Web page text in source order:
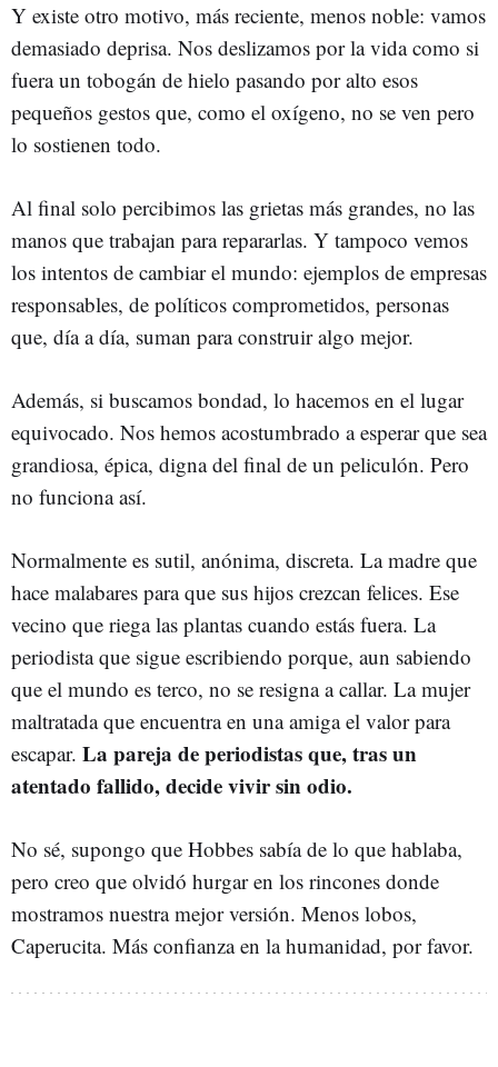
Y existe otro motivo, más reciente, menos noble: vamos
demasiado deprisa. Nos deslizamos por la vida como si
fuera un tobogán de hielo pasando por alto esos
pequeños gestos que, como el oxígeno, no se ven pero
lo sostienen todo.
Al final solo percibimos las grietas más grandes, no las
manos que trabajan para repararlas. Y tampoco vemos
los intentos de cambiar el mundo: ejemplos de empresas
responsables, de políticos comprometidos, personas
que, día a día, suman para construir algo mejor.
Además, si buscamos bondad, lo hacemos en el lugar
equivocado. Nos hemos acostumbrado a esperar que sea
grandiosa, épica, digna del final de un peliculón. Pero
no funciona así.
Normalmente es sutil, anónima, discreta. La madre que
hace malabares para que sus hijos crezcan felices. Ese
vecino que riega las plantas cuando estás fuera. La
periodista que sigue escribiendo porque, aun sabiendo
que el mundo es terco, no se resigna a callar. La mujer
maltratada que encuentra en una amiga el valor para
escapar. La pareja de periodistas que, tras un
atentado fallido, decide vivir sin odio.
No sé, supongo que Hobbes sabía de lo que hablaba,
pero creo que olvidó hurgar en los rincones donde
mostramos nuestra mejor versión. Menos lobos,
Caperucita. Más confianza en la humanidad, por favor.